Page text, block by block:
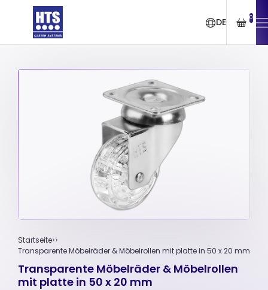
DE 0
Startseite
Transparente Möbelräder & Möbelrollen mit platte in 50 x 20 mm
Transparente Möbelräder & Möbelrollen
mit platte in 50 x 20 mm